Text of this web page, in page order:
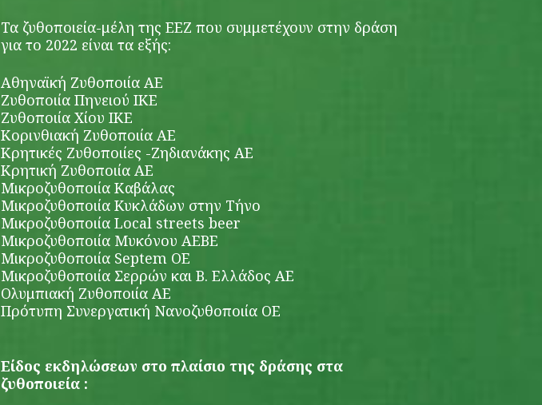
Τα ζυθοποιεία-μέλη της ΕΕΖ που συμμετέχουν στην δράση
για το 2022 είναι τα εξής:
Αθηναϊκή Ζυθοποιία AE
Ζυθοποιία Πηνειού ΙΚΕ
Ζυθοποιία Χίου ΙΚΕ
Κορινθιακή Ζυθοποιία ΑΕ
Κρητικές Ζυθοποιίες -Ζηδιανάκης ΑΕ
Κρητική Ζυθοποιία ΑΕ
Μικροζυθοποιία Καβάλας
Μικροζυθοποιία Κυκλάδων στην Τήνο
Μικροζυθοποιία Local streets beer
Μικροζυθοποιία Μυκόνου AEBE
Μικροζυθοποιία Septem OE
Μικροζυθοποιία Σερρών και Β. Ελλάδος ΑΕ
Ολυμπιακή Ζυθοποιία ΑΕ
Πρότυπη Συνεργατική Νανοζυθοποιία ΟΕ
Είδος εκδηλώσεων στο πλαίσιο της δράσης στα
ζυθοποιεία :